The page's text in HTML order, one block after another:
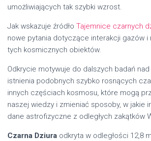
umożliwiających tak szybki wzrost.
Jak wskazuje źródło Tajemnice czarnych
nowe pytania dotyczące interakcji gazów i
tych kosmicznych obiektów.
Odkrycie motywuje do dalszych badań
istnienia podobnych szybko rosnących
innych częściach kosmosu, które mogą
naszej wiedzy i zmieniać sposoby, w jakie
dane astrofizyczne z odległych zakątków
Czarna Dziura odkryta w odległości 12,8